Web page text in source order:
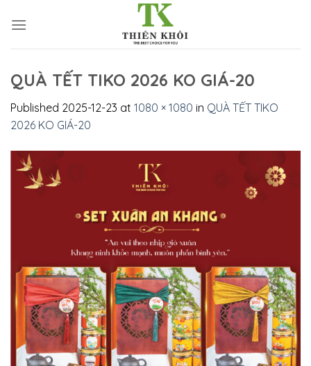
QUÀ TẾT TIKO 2026 KO GIÁ-20
Published 2025-12-23 at 1080 × 1080 in QUÀ TẾT TIKO
2026 KO GIÁ-20